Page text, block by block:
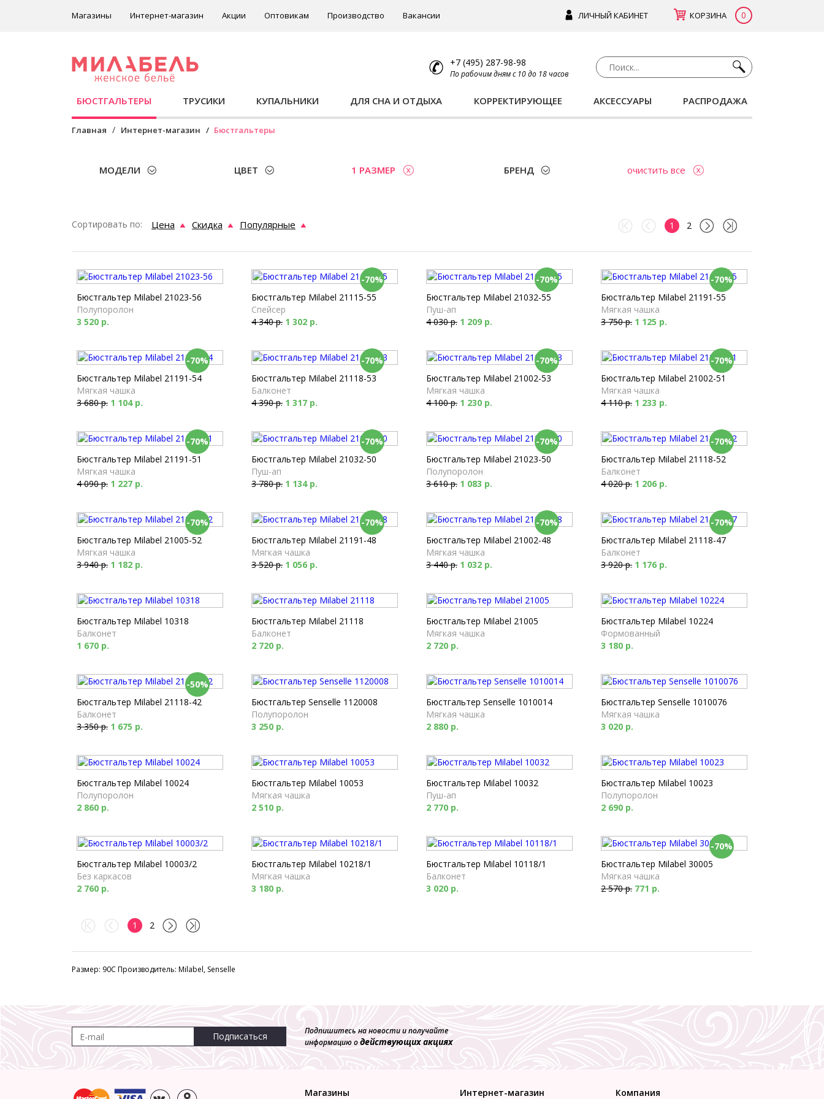
ЛИЧНЫЙ КАБИНЕТ КОРЗИНА 0
Магазины Интернет-магазин Акции Оптовикам Производство Вакансии
+7 (495) 287-98-98
По рабочим дням с 10 до 18 часов
БЮСТГАЛЬТЕРЫ ТРУСИКИ КУПАЛЬНИКИ ДЛЯ СНА И ОТДЫХА КОРРЕКТИРУЮЩЕЕ АКСЕССУАРЫ РАСПРОДАЖА
Главная Интернет-магазин Бюстгальтеры
МОДЕЛИ ЦВЕТ 1 РАЗМЕР БРЕНД очистить все
Сортировать по: Цена Скидка Популярные 1 2
Бюстгальтер Milabel 21023-56
Полупоролон
3 520 р.
-70%
Бюстгальтер Milabel 21115-55
Спейсер
4 340 р. 1 302 р.
-70%
Бюстгальтер Milabel 21032-55
Пуш-ап
4 030 р. 1 209 р.
-70%
Бюстгальтер Milabel 21191-55
Мягкая чашка
3 750 р. 1 125 р.
-70%
Бюстгальтер Milabel 21191-54
Мягкая чашка
3 680 р. 1 104 р.
-70%
Бюстгальтер Milabel 21118-53
Балконет
4 390 р. 1 317 р.
-70%
Бюстгальтер Milabel 21002-53
Мягкая чашка
4 100 р. 1 230 р.
-70%
Бюстгальтер Milabel 21002-51
Мягкая чашка
4 110 р. 1 233 р.
-70%
Бюстгальтер Milabel 21191-51
Мягкая чашка
4 090 р. 1 227 р.
-70%
Бюстгальтер Milabel 21032-50
Пуш-ап
3 780 р. 1 134 р.
-70%
Бюстгальтер Milabel 21023-50
Полупоролон
3 610 р. 1 083 р.
-70%
Бюстгальтер Milabel 21118-52
Балконет
4 020 р. 1 206 р.
-70%
Бюстгальтер Milabel 21005-52
Мягкая чашка
3 940 р. 1 182 р.
-70%
Бюстгальтер Milabel 21191-48
Мягкая чашка
3 520 р. 1 056 р.
-70%
Бюстгальтер Milabel 21002-48
Мягкая чашка
3 440 р. 1 032 р.
-70%
Бюстгальтер Milabel 21118-47
Балконет
3 920 р. 1 176 р.
Бюстгальтер Milabel 10318
Балконет
1 670 р.
Бюстгальтер Milabel 21118
Балконет
2 720 р.
Бюстгальтер Milabel 21005
Мягкая чашка
2 720 р.
Бюстгальтер Milabel 10224
Формованный
3 180 р.
-50%
Бюстгальтер Milabel 21118-42
Балконет
3 350 р. 1 675 р.
Бюстгальтер Senselle 1120008
Полупоролон
3 250 р.
Бюстгальтер Senselle 1010014
Мягкая чашка
2 880 р.
Бюстгальтер Senselle 1010076
Мягкая чашка
3 020 р.
Бюстгальтер Milabel 10024
Полупоролон
2 860 р.
Бюстгальтер Milabel 10053
Мягкая чашка
2 510 р.
Бюстгальтер Milabel 10032
Пуш-ап
2 770 р.
Бюстгальтер Milabel 10023
Полупоролон
2 690 р.
Бюстгальтер Milabel 10003/2
Без каркасов
2 760 р.
Бюстгальтер Milabel 10218/1
Мягкая чашка
3 180 р.
Бюстгальтер Milabel 10118/1
Балконет
3 020 р.
-70%
Бюстгальтер Milabel 30005
Мягкая чашка
2 570 р. 771 р.
1 2
Размер: 90C Производитель: Milabel, Senselle
Подписаться
Подпишитесь на новости и получайте
информацию одействующих акциях
Магазины Интернет-магазин Компания